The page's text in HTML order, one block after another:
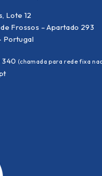
Lote 12
Frossos – Apartado 293
Portugal
340 (chamada para rede fixa